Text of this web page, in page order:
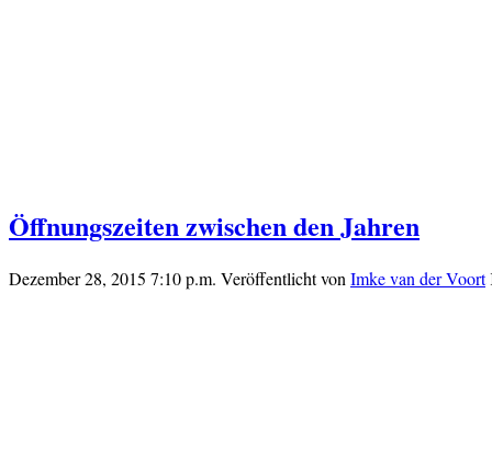
Öffnungszeiten zwischen den Jahren
Dezember 28, 2015 7:10 p.m. Veröffentlicht von Imke van der Voort